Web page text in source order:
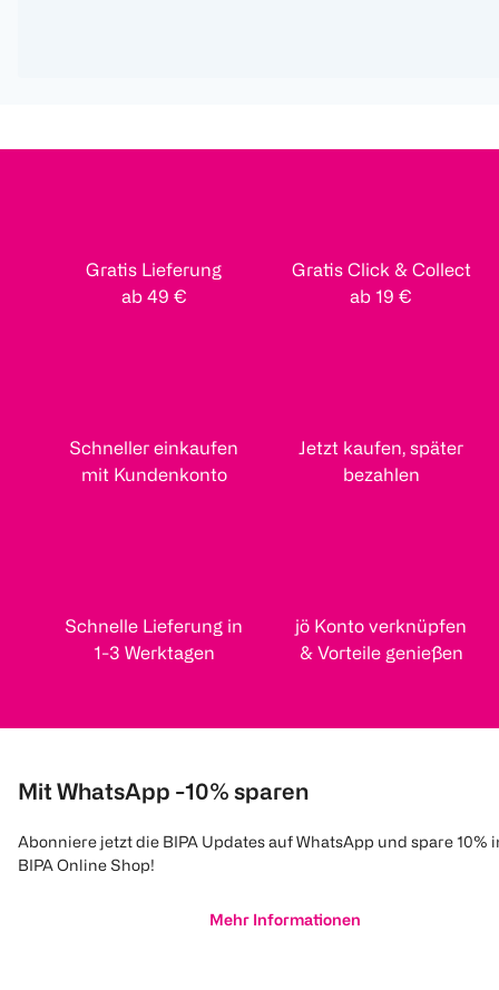
Gratis Lieferung
ab 49 €
Gratis Click & Collect
ab 19 €
Schneller einkaufen
mit Kundenkonto
Jetzt kaufen, später
bezahlen
Schnelle Lieferung in
1-3 Werktagen
jö Konto verknüpfen
& Vorteile genießen
Mit WhatsApp -10% sparen
Abonniere jetzt die BIPA Updates auf WhatsApp und spare 10%
BIPA Online Shop!
Mehr Informationen